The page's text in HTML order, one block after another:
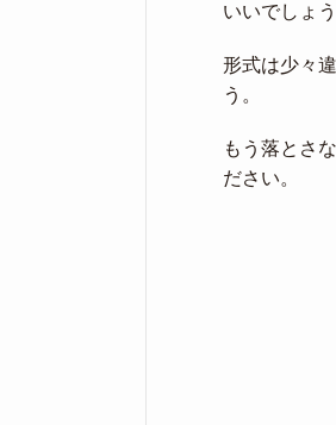
いいでしょう
形式は少々
う。
もう落とさ
ださい。